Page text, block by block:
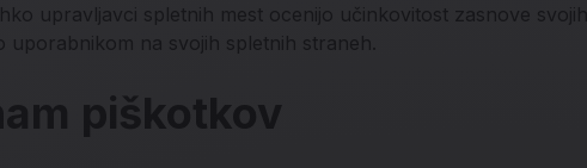
upravljavci spletnih mest ocenijo učinkovitost zasnove
uporabnikom na svojih spletnih straneh.
piškotkov